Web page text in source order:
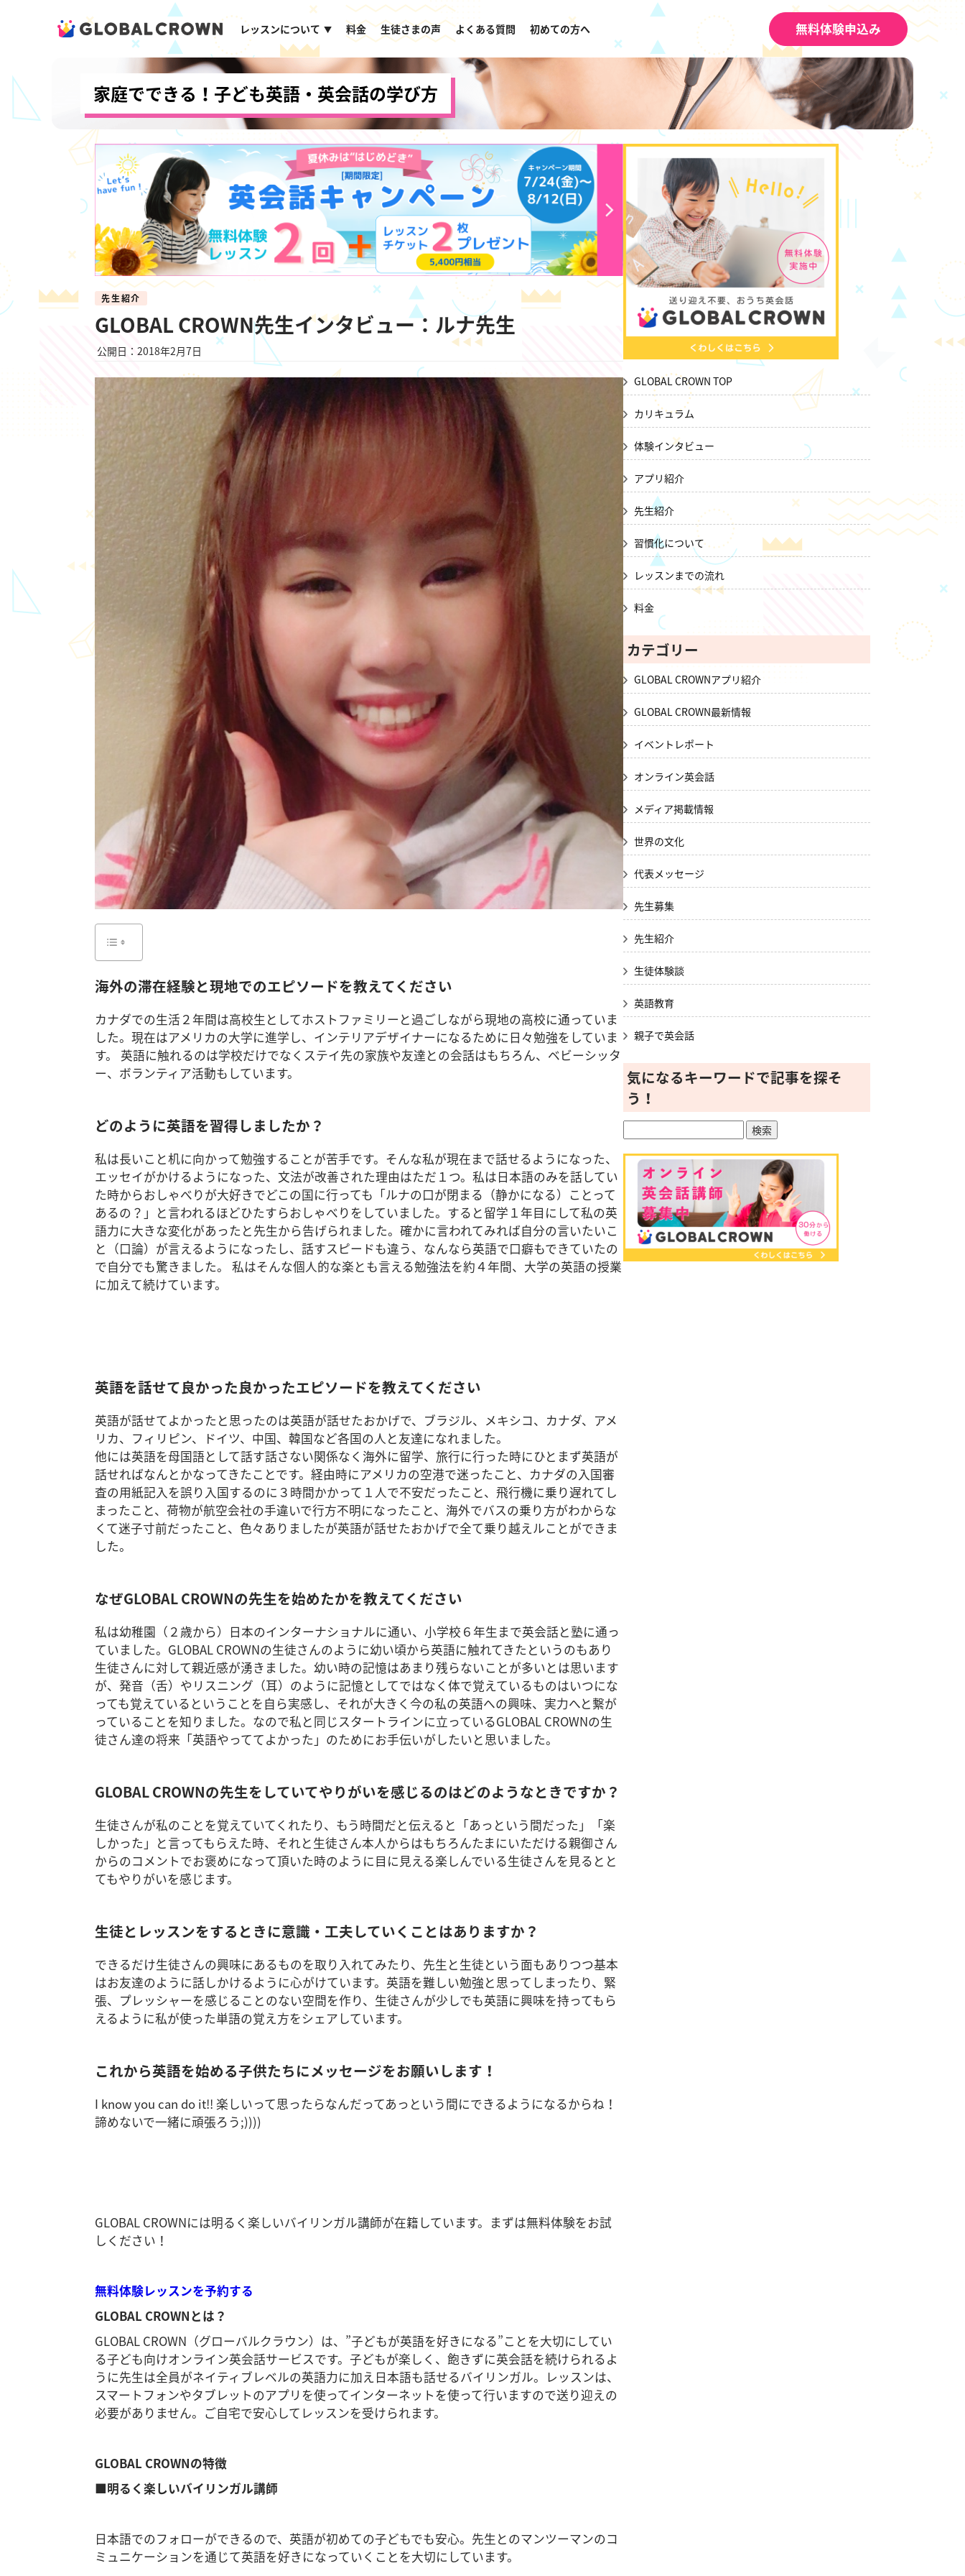
レッスンについて ▼ 料金 生徒さまの声 よくある質問 初めての方へ 無料体験申込み
家庭でできる！子ども英語・英会話の学び方
先生紹介
GLOBAL CROWN先生インタビュー：ルナ先生
公開日：2018年2月7日
海外の滞在経験と現地でのエピソードを教えてください
カナダでの生活２年間は高校生としてホストファミリーと過ごしながら現地の高校に通っていま
した。現在はアメリカの大学に進学し、インテリアデザイナーになるために日々勉強をしていま
す。 英語に触れるのは学校だけでなくステイ先の家族や友達との会話はもちろん、ベビーシッタ
ー、ボランティア活動もしています。
どのように英語を習得しましたか？
私は長いこと机に向かって勉強することが苦手です。そんな私が現在まで話せるようになった、
エッセイがかけるようになった、文法が改善された理由はただ１つ。私は日本語のみを話してい
た時からおしゃべりが大好きでどこの国に行っても「ルナの口が閉まる（静かになる）ことって
あるの？」と言われるほどひたすらおしゃべりをしていました。すると留学１年目にして私の英
語力に大きな変化があったと先生から告げられました。確かに言われてみれば自分の言いたいこ
と（口論）が言えるようになったし、話すスピードも違う、なんなら英語で口癖もできていたの
で自分でも驚きました。 私はそんな個人的な楽とも言える勉強法を約４年間、大学の英語の授業
に加えて続けています。
英語を話せて良かった良かったエピソードを教えてください
英語が話せてよかったと思ったのは英語が話せたおかげで、ブラジル、メキシコ、カナダ、アメ
リカ、フィリピン、ドイツ、中国、韓国など各国の人と友達になれました。
他には英語を母国語として話す話さない関係なく海外に留学、旅行に行った時にひとまず英語が
話せればなんとかなってきたことです。経由時にアメリカの空港で迷ったこと、カナダの入国審
査の用紙記入を誤り入国するのに３時間かかって１人で不安だったこと、飛行機に乗り遅れてし
まったこと、荷物が航空会社の手違いで行方不明になったこと、海外でバスの乗り方がわからな
くて迷子寸前だったこと、色々ありましたが英語が話せたおかげで全て乗り越えルことができま
した。
なぜGLOBAL CROWNの先生を始めたかを教えてください
私は幼稚園（２歳から）日本のインターナショナルに通い、小学校６年生まで英会話と塾に通っ
ていました。GLOBAL CROWNの生徒さんのように幼い頃から英語に触れてきたというのもあり
生徒さんに対して親近感が湧きました。幼い時の記憶はあまり残らないことが多いとは思います
が、発音（舌）やリスニング（耳）のように記憶としてではなく体で覚えているものはいつにな
っても覚えているということを自ら実感し、それが大きく今の私の英語への興味、実力へと繋が
っていることを知りました。なので私と同じスタートラインに立っているGLOBAL CROWNの生
徒さん達の将来「英語やっててよかった」のためにお手伝いがしたいと思いました。
GLOBAL CROWNの先生をしていてやりがいを感じるのはどのようなときですか？
生徒さんが私のことを覚えていてくれたり、もう時間だと伝えると「あっという間だった」「楽
しかった」と言ってもらえた時、それと生徒さん本人からはもちろんたまにいただける親御さん
からのコメントでお褒めになって頂いた時のように目に見える楽しんでいる生徒さんを見るとと
てもやりがいを感じます。
生徒とレッスンをするときに意識・工夫していくことはありますか？
できるだけ生徒さんの興味にあるものを取り入れてみたり、先生と生徒という面もありつつ基本
はお友達のように話しかけるように心がけています。英語を難しい勉強と思ってしまったり、緊
張、プレッシャーを感じることのない空間を作り、生徒さんが少しでも英語に興味を持ってもら
えるように私が使った単語の覚え方をシェアしています。
これから英語を始める子供たちにメッセージをお願いします！
I know you can do it!! 楽しいって思ったらなんだってあっという間にできるようになるからね！
諦めないで一緒に頑張ろう;))))
GLOBAL CROWNには明るく楽しいバイリンガル講師が在籍しています。まずは無料体験をお試
しください！
無料体験レッスンを予約する
GLOBAL CROWNとは？
GLOBAL CROWN（グローバルクラウン）は、”子どもが英語を好きになる”ことを大切にしてい
る子ども向けオンライン英会話サービスです。子どもが楽しく、飽きずに英会話を続けられるよ
うに先生は全員がネイティブレベルの英語力に加え日本語も話せるバイリンガル。レッスンは、
スマートフォンやタブレットのアプリを使ってインターネットを使って行いますので送り迎えの
必要がありません。ご自宅で安心してレッスンを受けられます。
GLOBAL CROWNの特徴
■明るく楽しいバイリンガル講師
日本語でのフォローができるので、英語が初めての子どもでも安心。先生とのマンツーマンのコ
ミュニケーションを通じて英語を好きになっていくことを大切にしています。
GLOBAL CROWN TOP
カリキュラム
体験インタビュー
アプリ紹介
先生紹介
習慣化について
レッスンまでの流れ
料金
カテゴリー
GLOBAL CROWNアプリ紹介
GLOBAL CROWN最新情報
イベントレポート
オンライン英会話
メディア掲載情報
世界の文化
代表メッセージ
先生募集
先生紹介
生徒体験談
英語教育
親子で英会話
気になるキーワードで記事を探そ
う！